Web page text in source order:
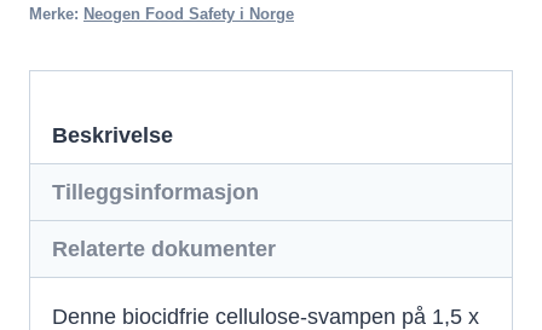
Merke: Neogen Food Safety i Norge
Beskrivelse
Tilleggsinformasjon
Relaterte dokumenter
Denne biocidfrie cellulose-svampen på 1,5 x